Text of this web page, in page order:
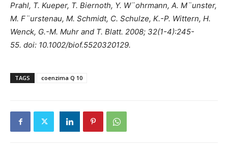
Prahl, T. Kueper, T. Biernoth, Y. W¨ohrmann, A. M¨unster,
M. F¨urstenau, M. Schmidt, C. Schulze, K.-P. Wittern, H.
Wenck, G.-M. Muhr and T. Blatt. 2008; 32(1-4):245-
55. doi: 10.1002/biof.5520320129.
TAGS coenzima Q 10